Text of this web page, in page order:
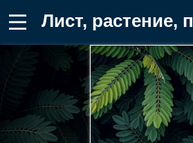
Лист, растение, природа, ветка, акация Картинка